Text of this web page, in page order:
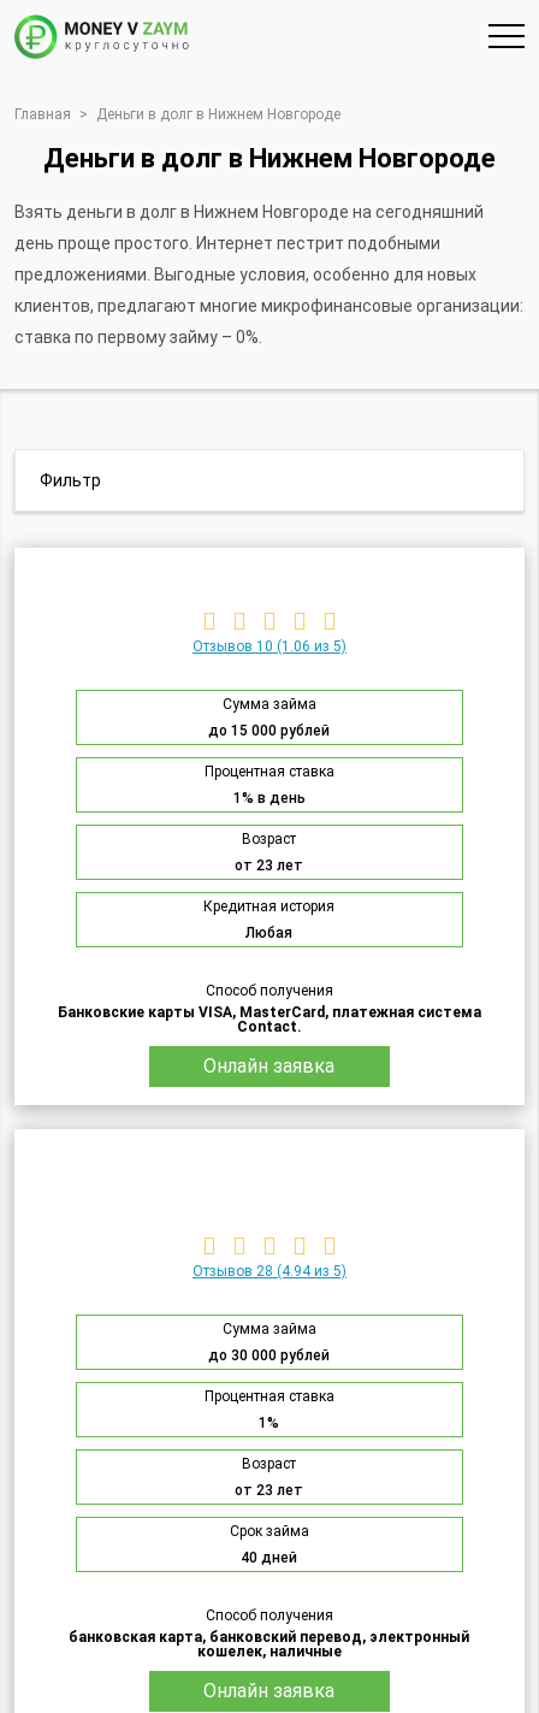
Главная > Деньги в долг в Нижнем Новгороде
Деньги в долг в Нижнем Новгороде
Взять деньги в долг в Нижнем Новгороде на сегодняшний
день проще простого. Интернет пестрит подобными
предложениями. Выгодные условия, особенно для новых
клиентов, предлагают многие микрофинансовые организации:
ставка по первому займу – 0%.
Фильтр
Отзывов 10 (1.06 из 5)
Сумма займа
до 15 000 рублей
Процентная ставка
1% в день
Возраст
от 23 лет
Кредитная история
Любая
Способ получения
Банковские карты VISA, MasterCard, платежная система
Contact.
Онлайн заявка
Отзывов 28 (4.94 из 5)
Сумма займа
до 30 000 рублей
Процентная ставка
1%
Возраст
от 23 лет
Срок займа
40 дней
Способ получения
банковская карта, банковский перевод, электронный
кошелек, наличные
Онлайн заявка